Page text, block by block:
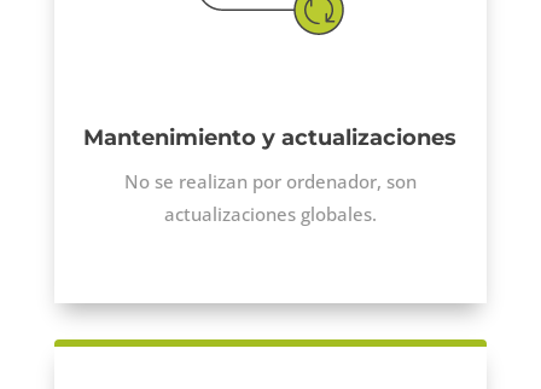
Mantenimiento y actualizaciones
No se realizan por ordenador, son
actualizaciones globales.